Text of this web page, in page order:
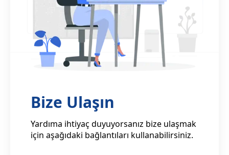
Bize Ulaşın
Yardıma ihtiyaç duyuyorsanız bize ulaşmak
için aşağıdaki bağlantıları kullanabilirsiniz.